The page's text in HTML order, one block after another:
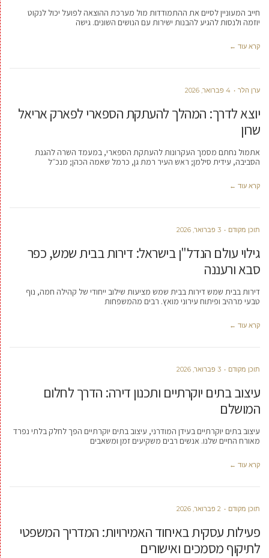
חייב המעוניין לסיים את ההתמודדות מול מערכת ההוצאה לפועל יכול לנקוט
יוזמה ולנסות להגיע להבנות ישירות עם הנושים השונים. גישה
קרא עוד ←
ערן הלר 4 פברואר, 2026
יוצא לדרך: המהלך להעתקת הספארי לפארק אריאל
שרון
אתמול נחתם מסמך העקרונות להעתקת הספארי, במעמד השרה להגנת
הסביבה, עידית סילמן; ראש העיר רמת גן, כרמל שאמה הכהן; מנכ״ל
קרא עוד ←
תוכן מקודם 3 פברואר, 2026
גילוי עולם הנדל"ן בישראל: דירות בבית שמש, כפר
סבא ורעננה
דירות בבית שמש דירות בבית שמש מציעות שילוב ייחודי של קהילה חמה, נוף
טבעי מרהיב ופיתוח עירוני מואץ. רבים מהמשפחות
קרא עוד ←
תוכן מקודם 3 פברואר, 2026
עיצוב בתים יוקרתיים ותכנון דירה: הדרך לחלום
המושלם
עיצוב בתים יוקרתיים בעידן המודרני, עיצוב בתים יוקרתיים הפך לחלק בלתי נפרד
מאורח החיים שלנו. אנשים רבים משקיעים זמן ומשאבים
קרא עוד ←
תוכן מקודם 2 פברואר, 2026
פעילות עסקית באיחוד האמירויות: המדריך המשפטי
לתיקוף מסמכים ואישורים